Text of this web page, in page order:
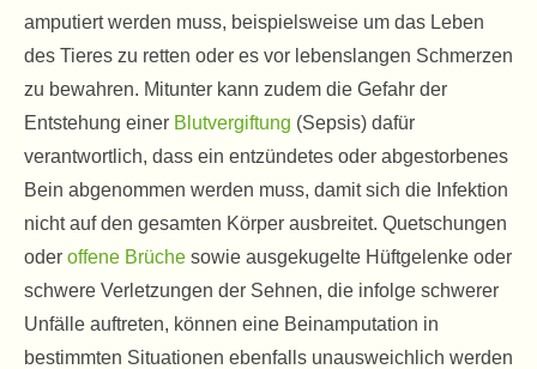
amputiert werden muss, beispielsweise um das Leben
des Tieres zu retten oder es vor lebenslangen Schmerzen
zu bewahren. Mitunter kann zudem die Gefahr der
Entstehung einer Blutvergiftung (Sepsis) dafür
verantwortlich, dass ein entzündetes oder abgestorbenes
Bein abgenommen werden muss, damit sich die Infektion
nicht auf den gesamten Körper ausbreitet. Quetschungen
oder offene Brüche sowie ausgekugelte Hüftgelenke oder
schwere Verletzungen der Sehnen, die infolge schwerer
Unfälle auftreten, können eine Beinamputation in
bestimmten Situationen ebenfalls unausweichlich werden